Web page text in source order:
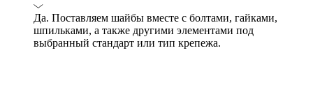
Да. Поставляем шайбы вместе с болтами, гайками,
шпильками, а также другими элементами под
выбранный стандарт или тип крепежа.